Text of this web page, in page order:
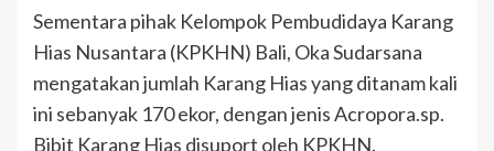
Sementara pihak Kelompok Pembudidaya Karang
Hias Nusantara (KPKHN) Bali, Oka Sudarsana
mengatakan jumlah Karang Hias yang ditanam kali
ini sebanyak 170 ekor, dengan jenis Acropora.sp.
Bibit Karang Hias disuport oleh KPKHN.